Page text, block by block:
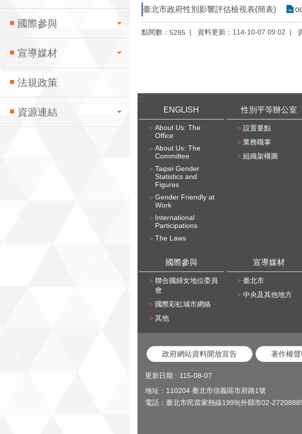
國際參與
宣導媒材
法規政策
資源連結
臺北市政府性別影響評估檢視表(簡表)
點閱數： 5285 資料更新： 114-10-07 09:02
:::
ENGLISH
About Us: The
Office
About Us: The
Committee
Taipei Gender
Statistics and
Figures
Gender Friendly at
Work
International
Participations
The Laws
性別平等辦公室
設置要點
業務職掌
組織架構圖
國際參與
聯合國婦女地位委員
會
國際彩虹城市網絡
其他
宣導媒材
臺北市
中央及其他地方
政府網站資料開放宣告 著作權聲
更新日期
115-08-07
地址：110204 臺北市信義區市府路1號
電話：臺北市民當家熱線1999(外縣市02-